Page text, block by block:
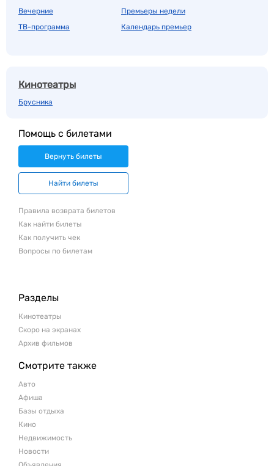
Вечерние
ТВ-программа
Премьеры недели
Календарь премьер
Кинотеатры
Брусника
Помощь с билетами
Вернуть билеты
Найти билеты
Правила возврата билетов
Как найти билеты
Как получить чек
Вопросы по билетам
Разделы
Кинотеатры
Скоро на экранах
Архив фильмов
Смотрите также
Авто
Афиша
Базы отдыха
Кино
Недвижимость
Новости